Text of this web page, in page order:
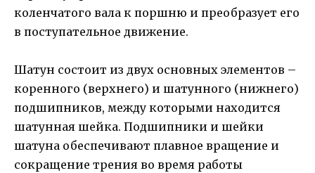
коленчатого вала к поршню и преобразует его
в поступательное движение.
Шатун состоит из двух основных элементов –
коренного (верхнего) и шатунного (нижнего)
подшипников, между которыми находится
шатунная шейка. Подшипники и шейки
шатуна обеспечивают плавное вращение и
сокращение трения во время работы